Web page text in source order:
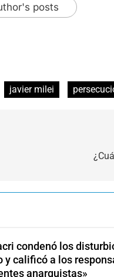
posts
javier milei
condenó los
y calificó a los
anarquistas»